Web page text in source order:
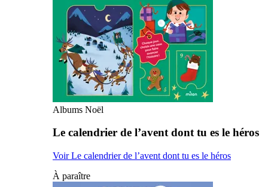
Albums Noël
Le calendrier de l’avent dont tu es le héros
Voir Le calendrier de l’avent dont tu es le héros
À paraître